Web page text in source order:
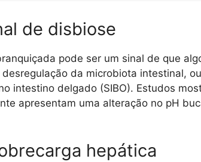
de disbiose
pode ser um sinal de que
desregulação da microbiota intestinal,
intestino delgado (SIBO). Estudos
apresentam uma alteração no pH
hepática